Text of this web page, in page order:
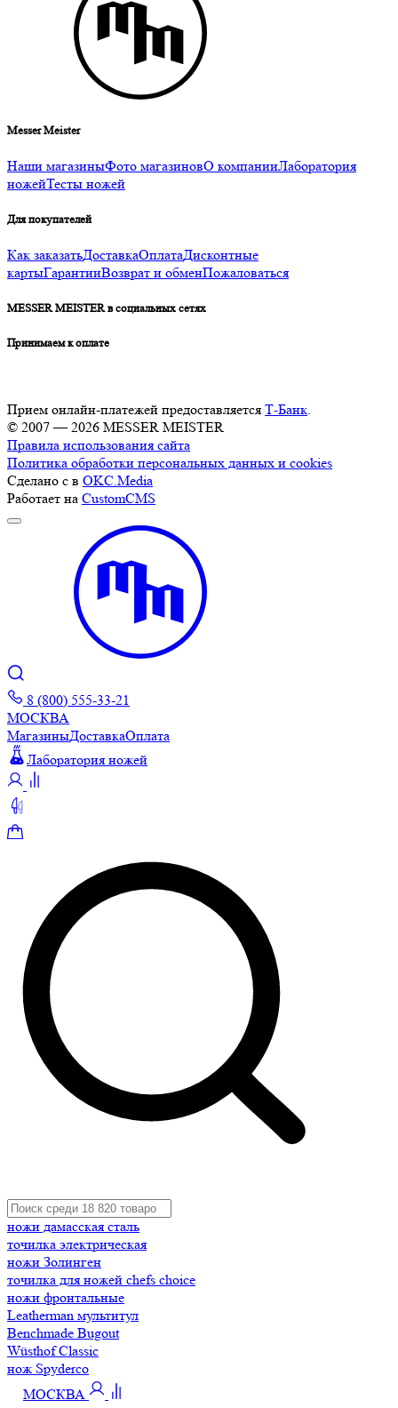
Messer Meister
Наши магазиныФото магазиновО компанииЛаборатория
ножейТесты ножей
Для покупателей
Как заказатьДоставкаОплатаДисконтные
картыГарантииВозврат и обменПожаловаться
MESSER MEISTER в социальных сетях
Принимаем к оплате
Прием онлайн-платежей предоставляется Т-Банк
© 2007 — 2026 MESSER MEISTER
Правила использования сайта
Политика обработки персональных данных и cookies
Сделано с в OKC.Media
Работает на CustomCMS
8 (800) 555-33-21
МОСКВА
МагазиныДоставкаОплата
Лаборатория ножей
ножи дамасская сталь
точилка электрическая
ножи Золинген
точилка для ножей chefs choice
ножи фронтальные
Leatherman мультитул
Benchmade Bugout
Wüsthof Classic
нож Spyderco
МОСКВА